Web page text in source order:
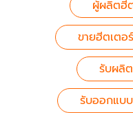
ผู้ผลิตฮี
ขายฮีตเตอ
รับผลิ
รับออกแบ